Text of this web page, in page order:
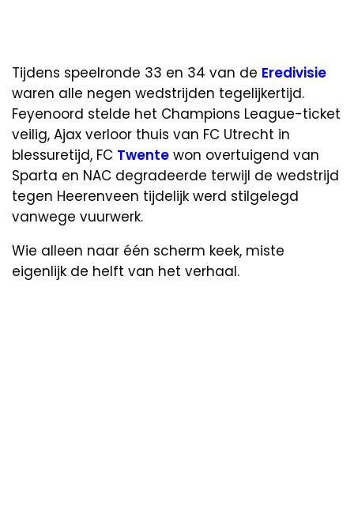
Tijdens speelronde 33 en 34 van de Eredivisie
waren alle negen wedstrijden tegelijkertijd.
Feyenoord stelde het Champions League-ticket
veilig, Ajax verloor thuis van FC Utrecht in
blessuretijd, FC Twente won overtuigend van
Sparta en NAC degradeerde terwijl de wedstrijd
tegen Heerenveen tijdelijk werd stilgelegd
vanwege vuurwerk.
Wie alleen naar één scherm keek, miste
eigenlijk de helft van het verhaal.